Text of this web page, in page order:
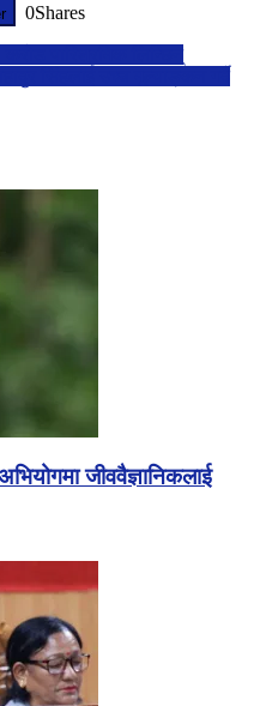
0Shares
जीववैज्ञानिकलाई